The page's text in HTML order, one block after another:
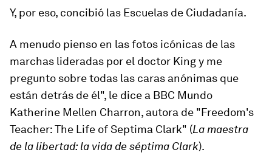
Y, por eso, concibió las Escuelas de Ciudadanía.
A menudo pienso en las fotos icónicas de las
marchas lideradas por el doctor King y me
pregunto sobre todas las caras anónimas que
están detrás de él", le dice a BBC Mundo
Katherine Mellen Charron, autora de "Freedom's
Teacher: The Life of Septima Clark" (La maestra
de la libertad: la vida de séptima Clark).